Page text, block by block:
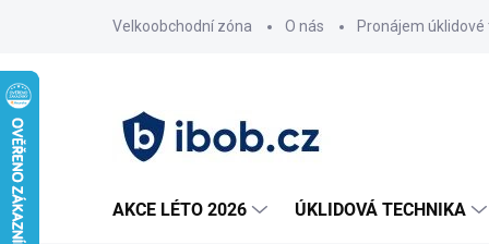
Velkoobchodní zóna O nás Pronájem
AKCE LÉTO 2026 ÚKLIDOVÁ TECHNIKA